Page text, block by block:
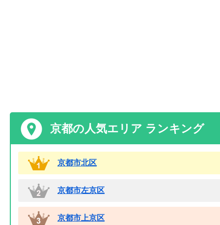
京都の人気エリア ランキング
京都市北区
京都市左京区
京都市上京区